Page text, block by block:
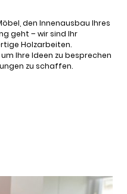
den Innenausbau Ihres
geht – wir sind Ihr
Holzarbeiten.
Ihre Ideen zu besprechen
zu schaffen.